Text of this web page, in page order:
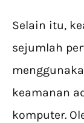
Selain itu,
sejumlah
keamanan
komputer.